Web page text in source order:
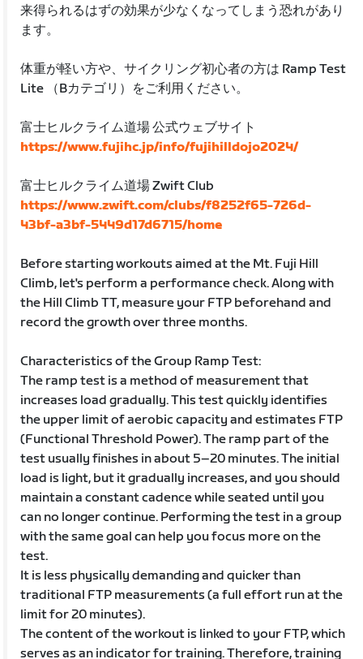
来得られるはずの効果が少なくなってしまう恐れがあり
ます。
体重が軽い方や、サイクリング初心者の方は Ramp Test
Lite （Bカテゴリ）をご利用ください。
富士ヒルクライム道場 公式ウェブサイト
https://www.fujihc.jp/info/fujihilldojo2024/
富士ヒルクライム道場 Zwift Club
https://www.zwift.com/clubs/f8252f65-726d-
43bf-a3bf-5449d17d6715/home
Before starting workouts aimed at the Mt. Fuji Hill
Climb, let's perform a performance check. Along with
the Hill Climb TT, measure your FTP beforehand and
record the growth over three months.
Characteristics of the Group Ramp Test:
The ramp test is a method of measurement that
increases load gradually. This test quickly identifies
the upper limit of aerobic capacity and estimates FTP
(Functional Threshold Power). The ramp part of the
test usually finishes in about 5–20 minutes. The initial
load is light, but it gradually increases, and you should
maintain a constant cadence while seated until you
can no longer continue. Performing the test in a group
with the same goal can help you focus more on the
test.
It is less physically demanding and quicker than
traditional FTP measurements (a full effort run at the
limit for 20 minutes).
The content of the workout is linked to your FTP, which
serves as an indicator for training. Therefore, training